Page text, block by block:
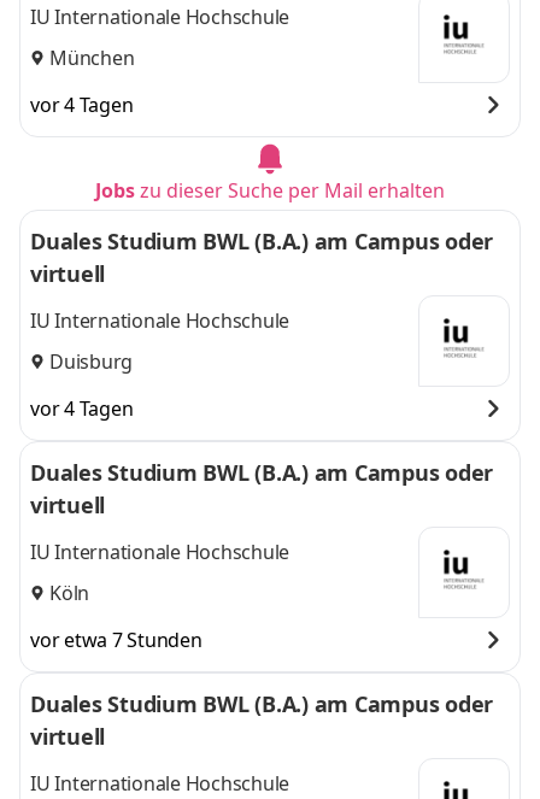
IU Internationale Hochschule
München
vor 4 Tagen
Jobszu dieser Suche per Mail erhalten
Duales Studium BWL (B.A.) am Campus oder
virtuell
IU Internationale Hochschule
Duisburg
vor 4 Tagen
Duales Studium BWL (B.A.) am Campus oder
virtuell
IU Internationale Hochschule
Köln
vor etwa 7 Stunden
Duales Studium BWL (B.A.) am Campus oder
virtuell
IU Internationale Hochschule